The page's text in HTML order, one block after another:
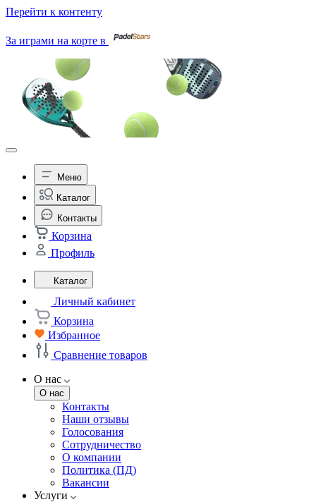
Перейти к контенту
За играми на корте в
Меню
Каталог
Контакты
Корзина
Профиль
Каталог
Личный кабинет
Корзина
Избранное
Сравнение товаров
О нас
О нас
Контакты
Наши отзывы
Голосования
Сотрудничество
О компании
Политика (ПД)
Вакансии
Услуги